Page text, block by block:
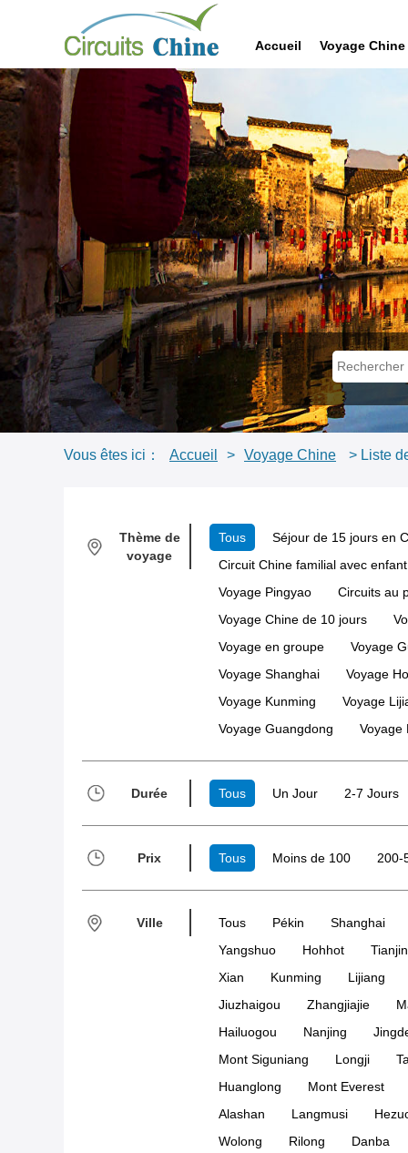
Accueil Voyage Chine
Vous êtes ici： Accueil > Voyage Chine > Liste
Thème de
voyage
Tous
Séjour de 15 jours en
Circuit Chine familial avec enfant
Voyage Pingyao
Circuits au
Voyage Chine de 10 jours
Voyage en groupe
Voyage
Voyage Shanghai
Voyage
Voyage Kunming
Voyage
Voyage Guangdong
Voyage
Durée Tous Un Jour 2-7 Jours
Prix Tous Moins de 100 200-
Ville Tous Pékin
Shanghai
Yangshuo
Hohhot
Tianjin
Xian
Kunming
Lijiang
Jiuzhaigou
Zhangjiajie
Hailuogou
Nanjing
Mont Siguniang
Longji
Huanglong
Mont Everest
Alashan
Langmusi
Wolong
Rilong
Danba